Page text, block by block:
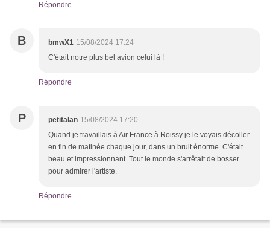
Répondre
B bmwX1 15/08/2024 17:24
C'était notre plus bel avion celui là !
Répondre
P petitalan 15/08/2024 17:20
Quand je travaillais à Air France à Roissy je le voyais décoller
en fin de matinée chaque jour, dans un bruit énorme. C'était
beau et impressionnant. Tout le monde s'arrêtait de bosser
pour admirer l'artiste.
Répondre